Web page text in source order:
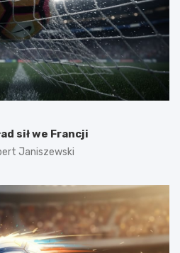
sił we Francji
Janiszewski